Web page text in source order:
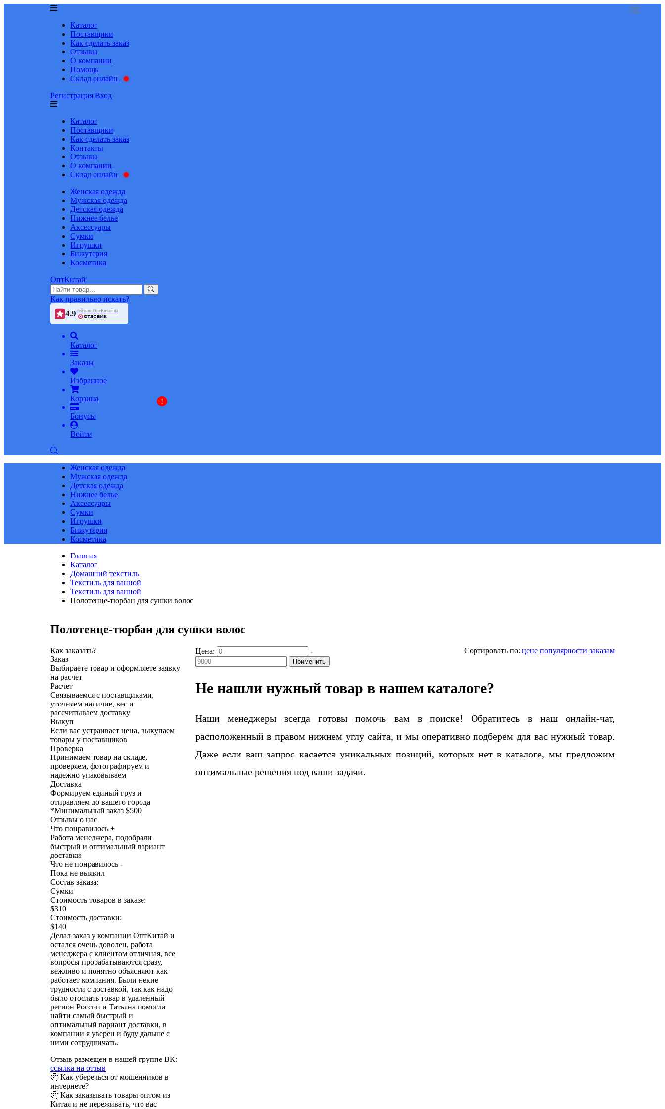
Каталог
Поставщики
Как сделать заказ
Отзывы
О компании
Помощь
Склад онлайн
Регистрация Вход
Каталог
Поставщики
Как сделать заказ
Контакты
Отзывы
О компании
Склад онлайн
Женская одежда
Мужская одежда
Детская одежда
Нижнее белье
Аксессуары
Сумки
Игрушки
Бижутерия
Косметика
ОптКитай
Как правильно искать?
4.9Рейтинг ОптКитай на
Каталог
Заказы
Избранное
Корзина
Бонусы
!
Войти
Женская одежда
Мужская одежда
Детская одежда
Нижнее белье
Аксессуары
Сумки
Игрушки
Бижутерия
Косметика
Главная
Каталог
Домашний текстиль
Текстиль для ванной
Текстиль для ванной
Полотенце-тюрбан для сушки волос
Полотенце-тюрбан для сушки волос
Как заказать?
Заказ
Выбираете товар и оформляете заявку
на расчет
Расчет
Связываемся с поставщиками,
уточняем наличие, вес и
рассчитываем доставку
Выкуп
Если вас устраивает цена, выкупаем
товары у поставщиков
Проверка
Принимаем товар на складе,
проверяем, фотографируем и
надежно упаковываем
Доставка
Формируем единый груз и
отправляем до вашего города
*Минимальный заказ $500
Отзывы о нас
Что понравилось +
Работа менеджера, подобрали
быстрый и оптимальный вариант
доставки
Что не понравилось -
Пока не выявил
Состав заказа:
Сумки
Стоимость товаров в заказе:
$310
Стоимость доставки:
$140
Делал заказ у компании ОптКитай и
остался очень доволен, работа
менеджера с клиентом отличная, все
вопросы прорабатываются сразу,
вежливо и понятно объясняют как
работает компания. Были некие
трудности с доставкой, так как надо
было отослать товар в удаленный
регион России и Татьяна помогла
найти самый быстрый и
оптимальный вариант доставки, в
компании я уверен и буду дальше с
ними сотрудничать.
Отзыв размещен в нашей группе ВК:
ссылка на отзыв
🤔 Как уберечься от мошенников в
интернете?
🤔 Как заказывать товары оптом из
Китая и не переживать, что вас
Сортировать по: цене популярности заказам
Цена: -
Применить
Не нашли нужный товар в нашем каталоге?
Наши менеджеры всегда готовы помочь вам в поиске! Обратитесь в наш онлайн-чат,
расположенный в правом нижнем углу сайта, и мы оперативно подберем для вас нужный товар.
Даже если ваш запрос касается уникальных позиций, которых нет в каталоге, мы предложим
оптимальные решения под ваши задачи.